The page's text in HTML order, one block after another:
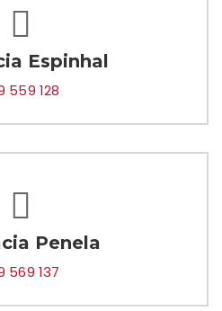
Espinhal
559 128
Penela
569 137